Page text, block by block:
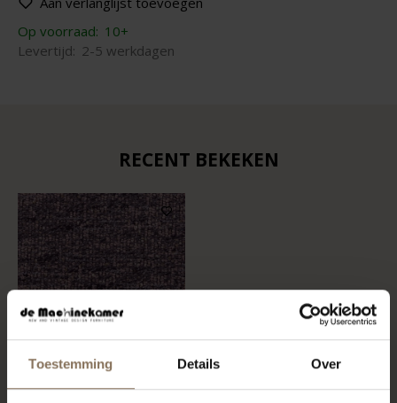
Toestemming Details Over
Op voorraad: 10+
Levertijd: 2-5 werkdagen
RECENT BEKEKEN